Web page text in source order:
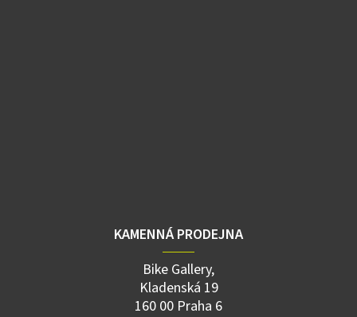
KAMENNÁ PRODEJNA
Bike Gallery,
Kladenská 19
160 00 Praha 6